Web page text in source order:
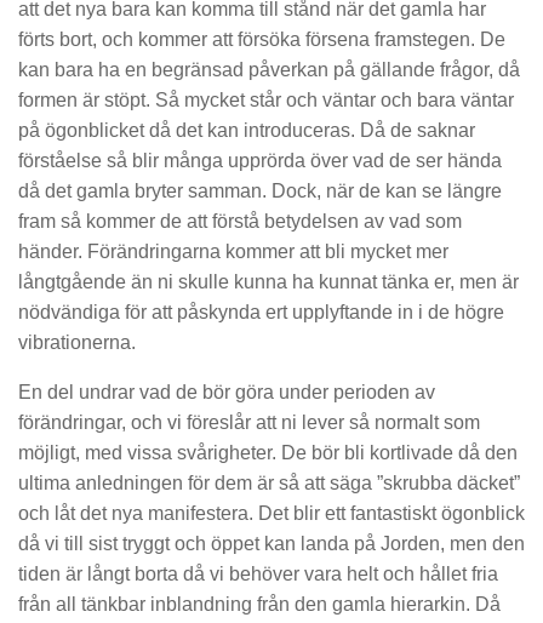
att det nya bara kan komma till stånd när det gamla har
förts bort, och kommer att försöka försena framstegen. De
kan bara ha en begränsad påverkan på gällande frågor, då
formen är stöpt. Så mycket står och väntar och bara väntar
på ögonblicket då det kan introduceras. Då de saknar
förståelse så blir många upprörda över vad de ser hända
då det gamla bryter samman. Dock, när de kan se längre
fram så kommer de att förstå betydelsen av vad som
händer. Förändringarna kommer att bli mycket mer
långtgående än ni skulle kunna ha kunnat tänka er, men är
nödvändiga för att påskynda ert upplyftande in i de högre
vibrationerna.
En del undrar vad de bör göra under perioden av
förändringar, och vi föreslår att ni lever så normalt som
möjligt, med vissa svårigheter. De bör bli kortlivade då den
ultima anledningen för dem är så att säga ”skrubba däcket”
och låt det nya manifestera. Det blir ett fantastiskt ögonblick
då vi till sist tryggt och öppet kan landa på Jorden, men den
tiden är långt borta då vi behöver vara helt och hållet fria
från all tänkbar inblandning från den gamla hierarkin. Då